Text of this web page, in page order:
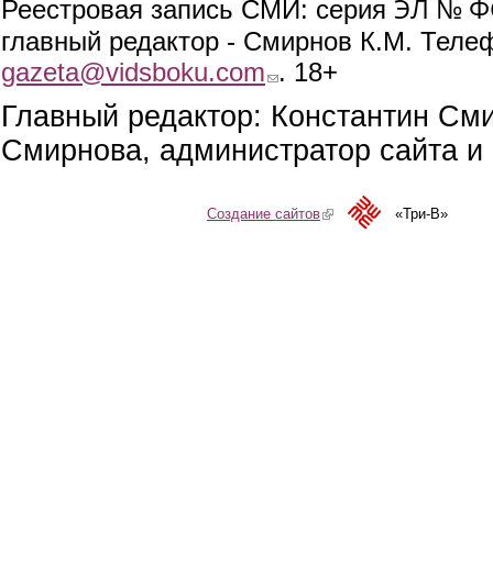
Реестровая запись СМИ: серия ЭЛ №
главный редактор - Смирнов К.М.
gazeta@vidsboku.com (link sends e-mail)
. 18+
Главный редактор: Константин
Смирнова, администратор сайта
Создание сайтов(link is external)«Три-В»